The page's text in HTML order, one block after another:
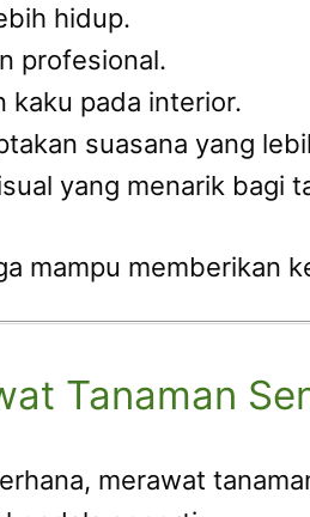
hidup.
profesional.
kaku pada interior.
suasana yang
yang menarik bagi
mampu memberikan
Tanaman
merawat